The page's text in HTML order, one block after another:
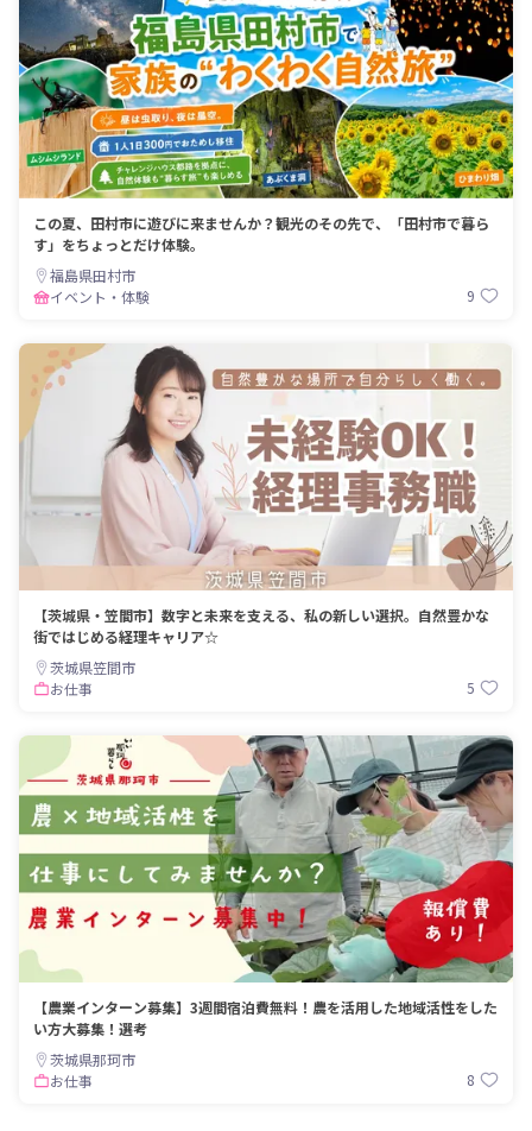
この夏、田村市に遊びに来ませんか？観光のその先で、「田村市で暮ら
す」をちょっとだけ体験。
福島県田村市
イベント・体験
9
【茨城県・笠間市】数字と未来を支える、私の新しい選択。自然豊かな
街ではじめる経理キャリア☆
茨城県笠間市
お仕事
5
【農業インターン募集】3週間宿泊費無料！農を活用した地域活性をした
い方大募集！選考
茨城県那珂市
お仕事
8